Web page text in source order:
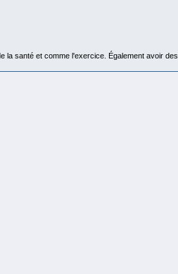
la santé et comme l'exercice. Également avoir